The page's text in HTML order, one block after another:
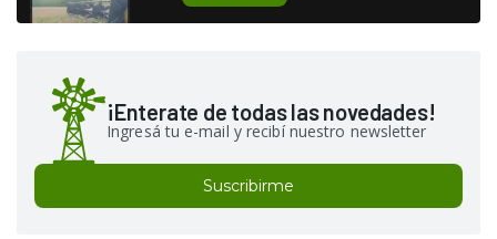
¡Enterate de todas las novedades!
Ingresá tu e-mail y recibí nuestro newsletter
Suscribirme